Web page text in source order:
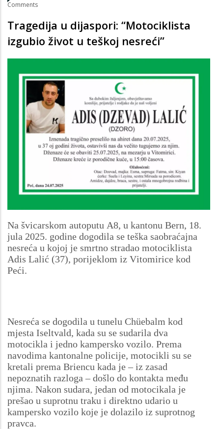
Comments
Tragedija u dijaspori: “Motociklista
izgubio život u teškoj nesreći”
Na švicarskom autoputu A8, u kantonu Bern, 18.
jula 2025. godine dogodila se teška saobraćajna
nesreća u kojoj je smrtno stradao motociklista
Adis Lalić (37), porijeklom iz Vitomirice kod
Peći.
Nesreća se dogodila u tunelu Chüebalm kod
mjesta Iseltvald, kada su se sudarila dva
motocikla i jedno kampersko vozilo. Prema
navodima kantonalne policije, motocikli su se
kretali prema Briencu kada je – iz zasad
nepoznatih razloga – došlo do kontakta među
njima. Nakon sudara, jedan od motocikala je
prešao u suprotnu traku i direktno udario u
kampersko vozilo koje je dolazilo iz suprotnog
pravca.